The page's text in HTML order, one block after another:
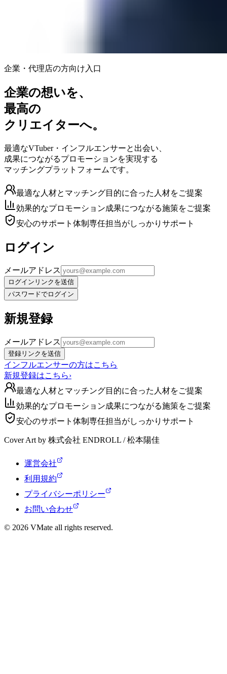
企業・代理店の方向け入口
企業の想いを、
最高の
クリエイターへ。
最適なVTuber・インフルエンサーと出会い、
成果につながるプロモーションを実現する
マッチングプラットフォームです。
最適な人材とマッチング目的に合った人材をご提案
効果的なプロモーション成果につながる施策をご提案
安心のサポート体制 専任担当がしっかりサポート
ログイン
メールアドレス
ログインリンクを送信
パスワードでログイン
新規登録
メールアドレス
登録リンクを送信
インフルエンサーの方はこちら
新規登録はこちら›
最適な人材とマッチング目的に合った人材をご提案
効果的なプロモーション成果につながる施策をご提案
安心のサポート体制 専任担当がしっかりサポート
Cover Art by 株式会社 ENDROLL / 松本陽佳
運営会社
利用規約
プライバシーポリシー
お問い合わせ
© 2026 VMate all rights reserved.